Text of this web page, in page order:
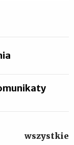
wszystkie